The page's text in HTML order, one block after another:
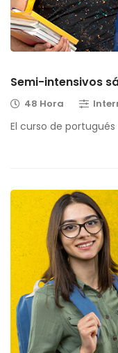
Semi-intensivos
48 Hora
El curso de